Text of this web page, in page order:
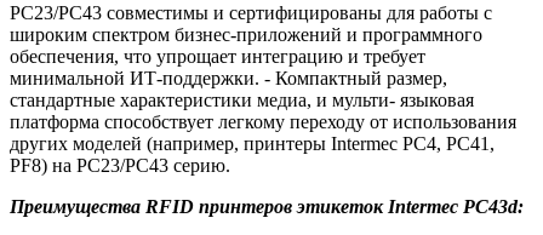
PC23/PC43 совместимы и сертифицированы для работы с
широким спектром бизнес-приложений и программного
обеспечения, что упрощает интеграцию и требует
минимальной ИТ-поддержки. - Компактный размер,
стандартные характеристики медиа, и мульти- языковая
платформа способствует легкому переходу от использования
других моделей (например, принтеры Intermec PC4, PC41,
PF8) на PC23/PC43 серию.
Преимущества RFID принтеров этикеток Intermec PC43d: